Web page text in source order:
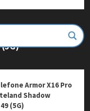
Pro 8/256Gb
Armor X16 Pro
Shadow
(5G)